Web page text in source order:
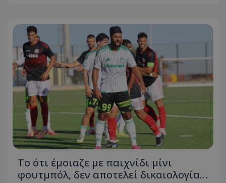
Το ότι έμοιαζε με παιχνίδι μίνι
φουτμπόλ, δεν αποτελεί δικαιολογία…